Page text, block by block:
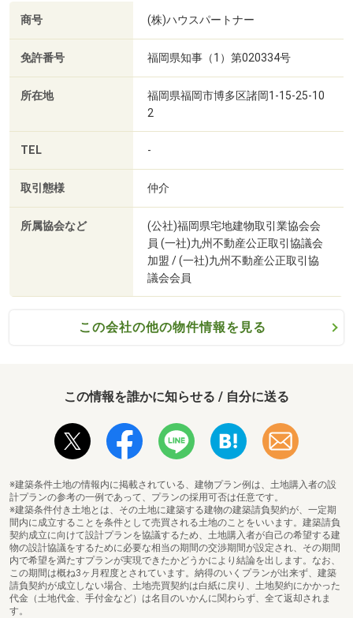
☆審査が通るか心配…
どんな方でも分かりやすくご説明いたしますので、安心し
てご相談ください♪
お車をお持ちでない方や運転が不安な方、遠方の物件もス
■ ご案内内容はご希望に応じて◎
「見学だけ」「ご相談だけ」も大歓迎です♪
お仕事終わりなど、ご都合に合わせてご案内いたします♪
☆資金計画・ローン相談：約30分～
＼まずはお気軽にお問い合わせください♪／
【事前予約制】→ お電話・LINEでも受付中♪
ID：＠317rhspp
商号 (株)ハウスパートナー
免許番号 福岡県知事（1）第020334号
所在地
福岡県福岡市博多区諸岡1-15-25-10
2
TEL -
取引態様 仲介
所属協会など
(公社)福岡県宅地建物取引業協会会
員 (一社)九州不動産公正取引協議会
加盟 / (一社)九州不動産公正取引協
議会会員
この会社の他の物件情報を見る
この情報を誰かに知らせる / 自分に送る
※建築条件土地の情報内に掲載されている、建物プラン例は、土地購入者の設
計プランの参考の一例であって、プランの採用可否は任意です。
※建築条件付き土地とは、その土地に建築する建物の建築請負契約が、一定期
間内に成立することを条件として売買される土地のことをいいます。建築請負
契約成立に向けて設計プランを協議するため、土地購入者が自己の希望する建
物の設計協議をするために必要な相当の期間の交渉期間が設定され、その期間
内で希望を満たすプランが実現できたかどうかにより結論を出します。なお、
この期間は概ね3ヶ月程度とされています。納得のいくプランが出来ず、建築
請負契約が成立しない場合、土地売買契約は白紙に戻り、土地契約にかかった
代金（土地代金、手付金など）は名目のいかんに関わらず、全て返却されま
す。